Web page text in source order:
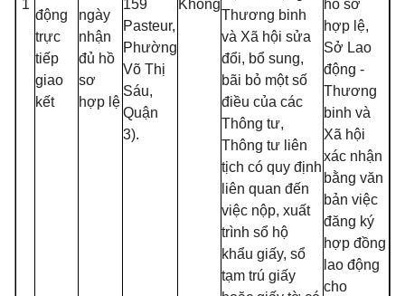
1
động
trực
tiếp
giao
kết
ngày
nhận
đủ hồ
sơ
hợp lệ
159
Pasteur,
Phường
Võ Thị
Sáu,
Quận
3).
Không
Thương binh
và Xã hội sửa
đổi, bổ sung,
bãi bỏ một số
điều của các
Thông tư,
Thông tư liên
tịch có quy định
liên quan đến
việc nộp, xuất
trình sổ hộ
khẩu giấy, sổ
tạm trú giấy
hồ sơ
hợp lệ,
Sở Lao
động -
Thương
binh và
Xã hội
xác nhận
bằng văn
bản việc
đăng ký
hợp đồng
lao động
cho